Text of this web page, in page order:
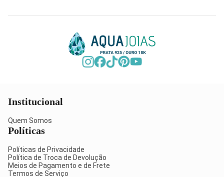
Institucional
Quem Somos
Políticas
Políticas de Privacidade
Política de Troca de Devolução
Meios de Pagamento e de Frete
Termos de Serviço